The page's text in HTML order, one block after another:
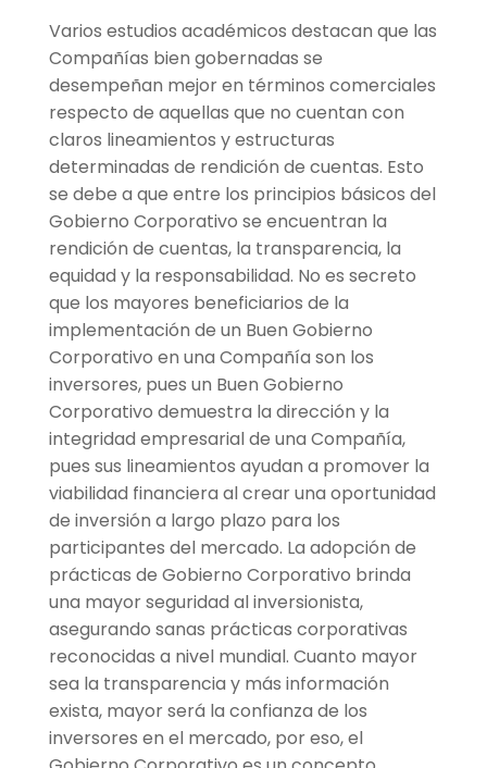
Varios estudios académicos destacan que las
Compañías bien gobernadas se
desempeñan mejor en términos comerciales
respecto de aquellas que no cuentan con
claros lineamientos y estructuras
determinadas de rendición de cuentas. Esto
se debe a que entre los principios básicos del
Gobierno Corporativo se encuentran la
rendición de cuentas, la transparencia, la
equidad y la responsabilidad. No es secreto
que los mayores beneficiarios de la
implementación de un Buen Gobierno
Corporativo en una Compañía son los
inversores, pues un Buen Gobierno
Corporativo demuestra la dirección y la
integridad empresarial de una Compañía,
pues sus lineamientos ayudan a promover la
viabilidad financiera al crear una oportunidad
de inversión a largo plazo para los
participantes del mercado. La adopción de
prácticas de Gobierno Corporativo brinda
una mayor seguridad al inversionista,
asegurando sanas prácticas corporativas
reconocidas a nivel mundial. Cuanto mayor
sea la transparencia y más información
exista, mayor será la confianza de los
inversores en el mercado, por eso, el